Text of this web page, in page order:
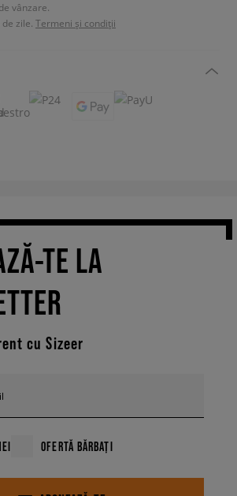
vânzare.
zile. Termeni și condiții
TE LA
cu Sizeer
OFERTĂ BĂRBAȚI